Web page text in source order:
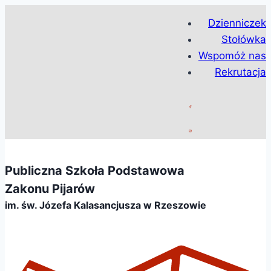
Dzienniczek
Stołówka
Wspomóż nas
Rekrutacja
Publiczna Szkoła Podstawowa
Zakonu Pijarów
im. św. Józefa Kalasancjusza w Rzeszowie